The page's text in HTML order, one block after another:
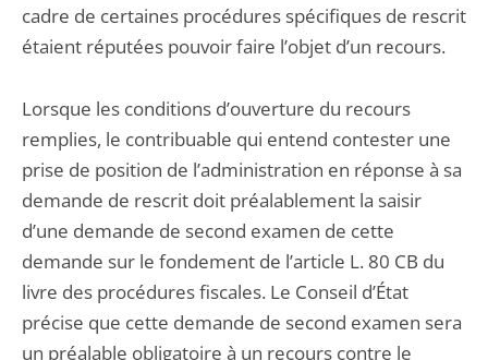
cadre de certaines procédures spécifiques de rescrit
étaient réputées pouvoir faire l’objet d’un recours.
Lorsque les conditions d’ouverture du recours
remplies, le contribuable qui entend contester une
prise de position de l’administration en réponse à sa
demande de rescrit doit préalablement la saisir
d’une demande de second examen de cette
demande sur le fondement de l’article L. 80 CB du
livre des procédures fiscales. Le Conseil d’État
précise que cette demande de second examen sera
un préalable obligatoire à un recours contre le